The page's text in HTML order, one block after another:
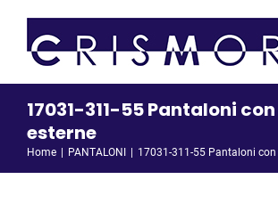
contenuto
17031-311-55 Pantaloni
esterne
Home PANTALONI 17031-311-55 Pantaloni